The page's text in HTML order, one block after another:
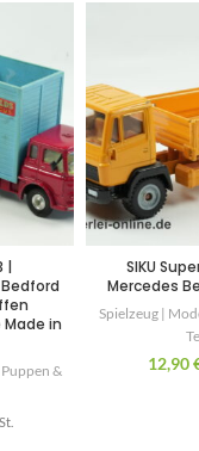
|
in
&
SIKU
Mercedes
Spielzeug |
12,90